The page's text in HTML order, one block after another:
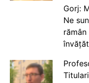
Gorj:
Ne